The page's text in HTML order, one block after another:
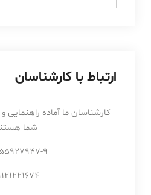
ارتباط با کارشناسان
کارشناسان ما آماده
شما
9